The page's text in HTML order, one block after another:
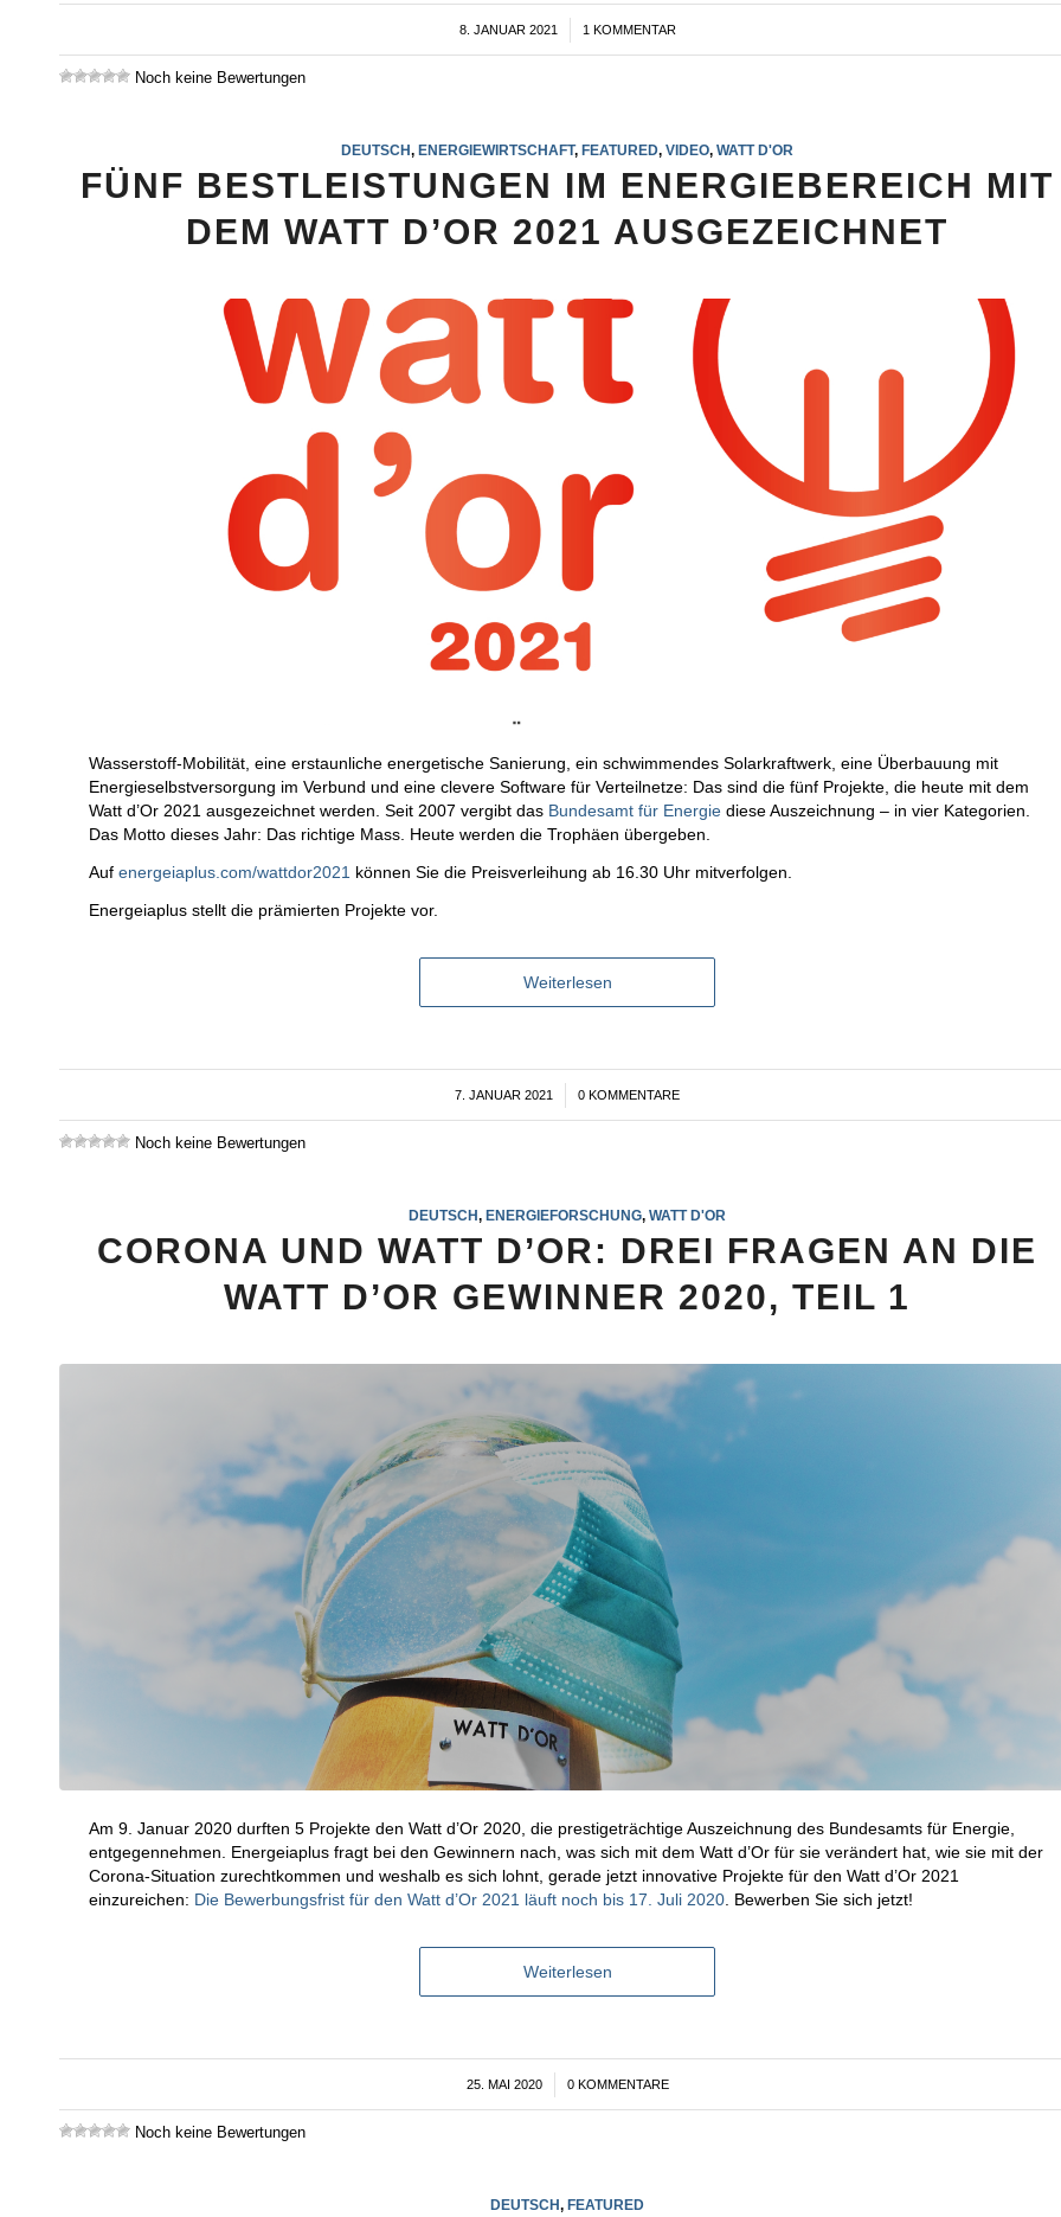
8. JANUAR 2021
/ 1 KOMMENTAR
Noch keine Bewertungen
DEUTSCH ,ENERGIEWIRTSCHAFT,FEATURED ,VIDEO ,WATT D'OR
FÜNF BESTLEISTUNGEN IM ENERGIEBEREICH MIT
DEM WATT D’OR 2021 AUSGEZEICHNET
Wasserstoff-Mobilität, eine erstaunliche energetische Sanierung, ein schwimmendes Solarkraftwerk, eine Überbauung mit
Energieselbstversorgung im Verbund und eine clevere Software für Verteilnetze: Das sind die fünf Projekte, die heute mit dem
Watt d’Or 2021 ausgezeichnet werden. Seit 2007 vergibt das Bundesamt für Energie diese Auszeichnung – in vier Kategorien.
Das Motto dieses Jahr: Das richtige Mass. Heute werden die Trophäen übergeben.
Auf energeiaplus.com/wattdor2021 können Sie die Preisverleihung ab 16.30 Uhr mitverfolgen.
Energeiaplus stellt die prämierten Projekte vor.
Weiterlesen
7. JANUAR 2021
/ 0 KOMMENTARE
Noch keine Bewertungen
DEUTSCH,ENERGIEFORSCHUNG,WATT D'OR
CORONA UND WATT D’OR: DREI FRAGEN AN DIE
WATT D’OR GEWINNER 2020, TEIL 1
Am 9. Januar 2020 durften 5 Projekte den Watt d’Or 2020, die prestigeträchtige Auszeichnung des Bundesamts für Energie,
entgegennehmen. Energeiaplus fragt bei den Gewinnern nach, was sich mit dem Watt d’Or für sie verändert hat, wie sie mit der
Corona-Situation zurechtkommen und weshalb es sich lohnt, gerade jetzt innovative Projekte für den Watt d’Or 2021
einzureichen: Die Bewerbungsfrist für den Watt d’Or 2021 läuft noch bis 17. Juli 2020 . Bewerben Sie sich jetzt!
Weiterlesen
25. MAI 2020
/ 0 KOMMENTARE
Noch keine Bewertungen
DEUTSCH,FEATURED